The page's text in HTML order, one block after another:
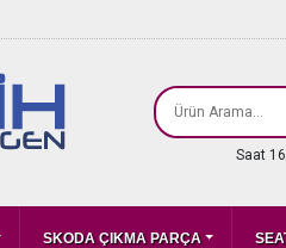
Saat
SKODA ÇIKMA PARÇA